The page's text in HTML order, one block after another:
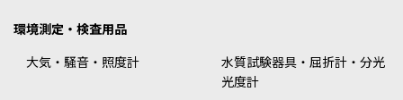
環境測定・検査用品
大気・騒音・照度計
水質試験器具・屈折計・分光
光度計